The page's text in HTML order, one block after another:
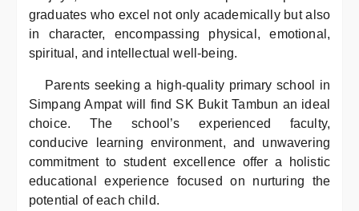
graduates who excel not only academically but also
in character, encompassing physical, emotional,
spiritual, and intellectual well-being.
Parents seeking a high-quality primary school in
Simpang Ampat will find SK Bukit Tambun an ideal
choice. The school’s experienced faculty,
conducive learning environment, and unwavering
commitment to student excellence offer a holistic
educational experience focused on nurturing the
potential of each child.